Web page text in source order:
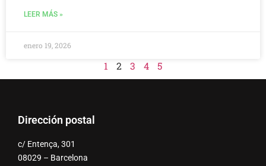
LEER MÁS »
enero 19, 2026
1 2 3 4 5
Dirección postal
c/ Entença, 301
08029 – Barcelona